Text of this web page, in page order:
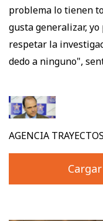
problema lo tienen
gusta generalizar, yo
respetar la
dedo a ninguno",
AGENCIA TRAYECTOS